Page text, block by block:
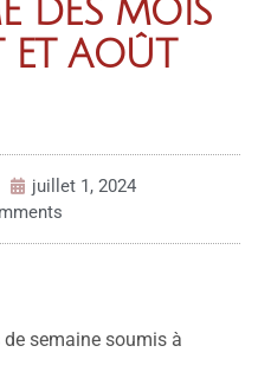
DES MOIS
ET AOÛT
juillet 1, 2024
semaine soumis à